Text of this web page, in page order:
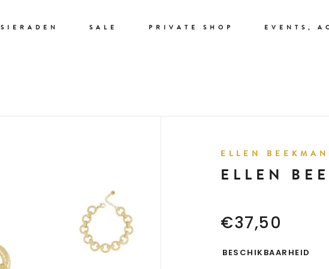
SIERADEN SALE PRIVATE SHOP EVENTS,
ELLEN
ELLEN
€37,50
BESCHIKBAARHEID